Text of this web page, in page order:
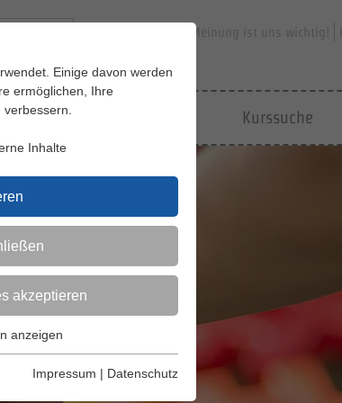
Ihre Meinung ist uns wichtig!
Kurssuche
Einige davon werden
ermöglichen, Ihre
Inhalte
akzeptieren
Funktionen der
anzeigen
Impressum | Datenschutz